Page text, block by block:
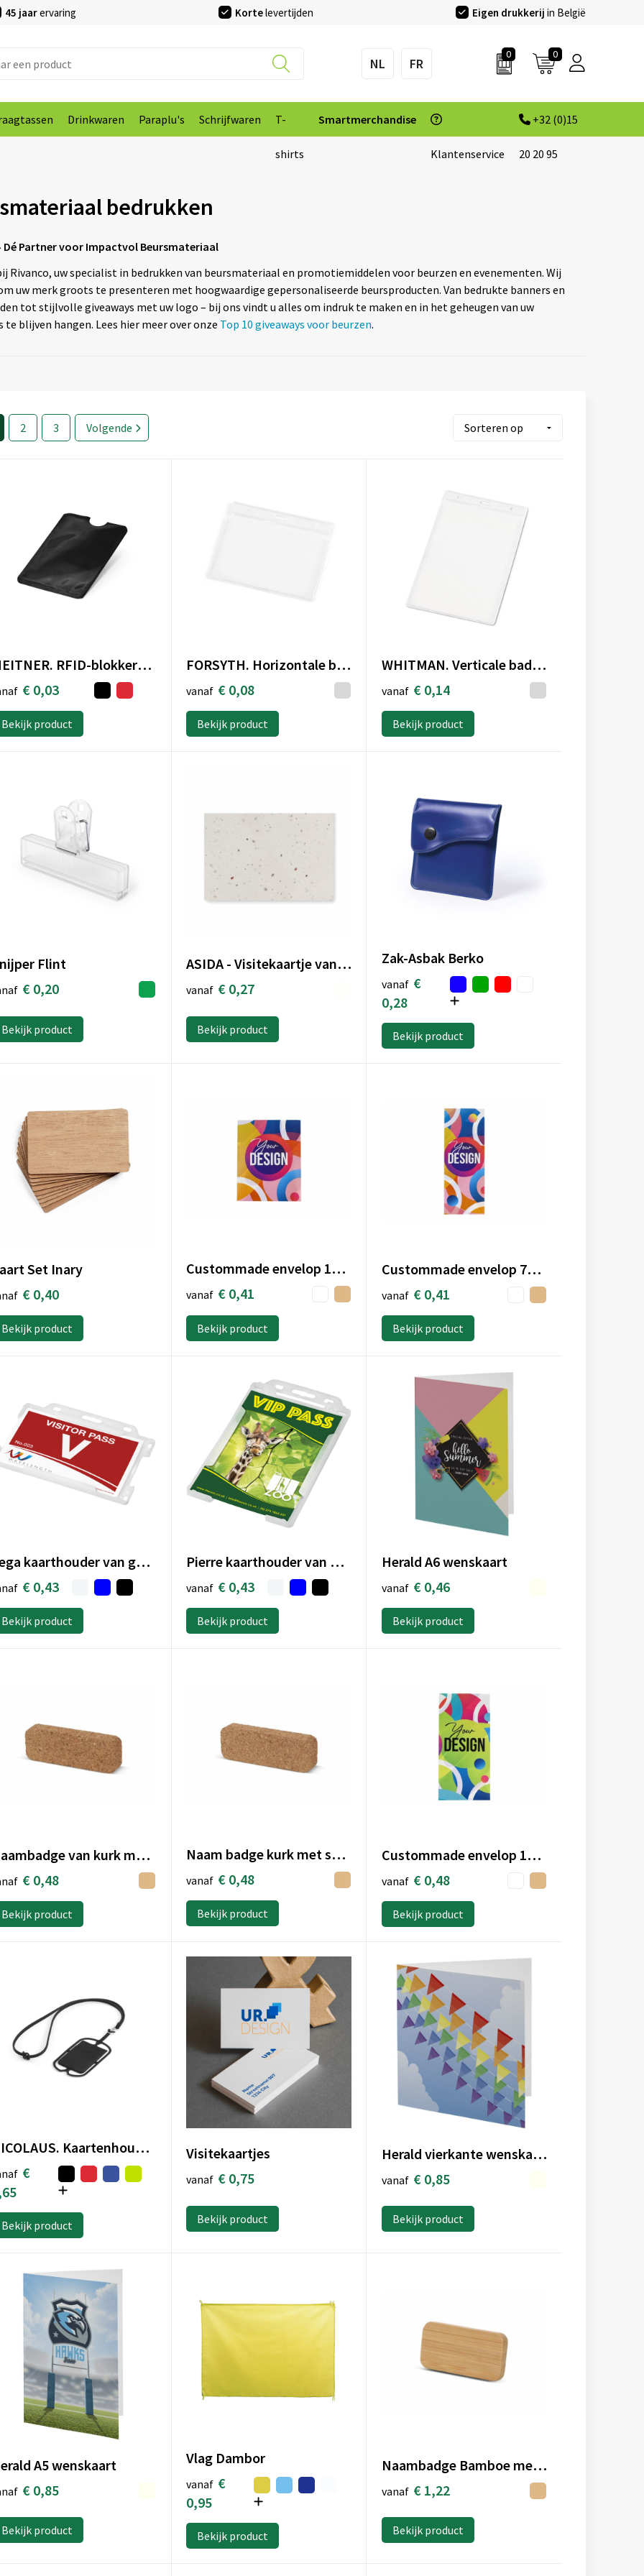
45 jaarervaring Kortelevertijden Eigen drukkerij in België
NL FR
0 0
Drinkwaren Paraplu's Schrijfwaren T-
shirts
Smartmerchandise
Klantenservice
+32 (0)15
20 20 95
bedrukken
Dé Partner voor Impactvol Beursmateriaal
Rivanco, uw specialist in bedrukken van beursmateriaal en promotiemiddelen voor beurzen en evenementen. Wij
uw merk groots te presenteren met hoogwaardige gepersonaliseerde beursproducten. Van bedrukte banners en
tot stijlvolle giveaways met uw logo – bij ons vindt u alles om indruk te maken en in het geheugen van uw
te blijven hangen. Lees hier meer over onze Top 10 giveaways voor beurzen.
2 3 Volgende
MEITNER. RFID-blokkerende aluminium kaarthouder
€ 0,03
Bekijk product
FORSYTH. Horizontale badgehouder van PVC
vanaf € 0,08
Bekijk product
WHITMAN. Verticale badgehouder van PVC
vanaf € 0,14
Bekijk product
Flint
€ 0,20
Bekijk product
ASIDA - Visitekaartje van wilde bloemenzad
vanaf € 0,27
Bekijk product
Zak-Asbak Berko
vanaf €
0,28
Bekijk product
Set Inary
€ 0,40
Bekijk product
Custommade envelop 100x130mm
vanaf € 0,41
Bekijk product
Custommade envelop 75x200mm
vanaf € 0,41
Bekijk product
Vega kaarthouder van gerecycled plastic
€ 0,43
Bekijk product
Pierre kaarthouder van gerecycled plastic
vanaf € 0,43
Bekijk product
Herald A6 wenskaart
vanaf € 0,46
Bekijk product
Naambadge van kurk met magneet
€ 0,48
Bekijk product
Naam badge kurk met speld
vanaf € 0,48
Bekijk product
Custommade envelop 100x210mm
vanaf € 0,48
Bekijk product
NICOLAUS. Kaartenhouder met smartphonehouder
€
Bekijk product
Visitekaartjes
vanaf € 0,75
Bekijk product
Herald vierkante wenskaart
vanaf € 0,85
Bekijk product
A5 wenskaart
€ 0,85
Bekijk product
Vlag Dambor
vanaf €
0,95
Bekijk product
Naambadge Bamboe met speld
vanaf € 1,22
Bekijk product